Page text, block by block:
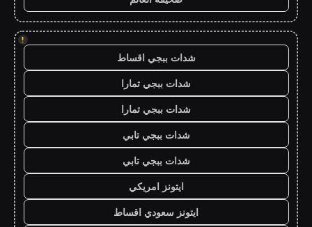
!
شدات ببجي اقساط
شدات ببجي تمارا
شدات ببجي تمارا
شدات ببجي تابي
شدات ببجي تابي
ايتونز امريكي
ايتونز سعودي اقساط